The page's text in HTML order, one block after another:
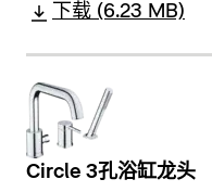
下载 (6.23 MB)
Circle 3孔浴缸龙头